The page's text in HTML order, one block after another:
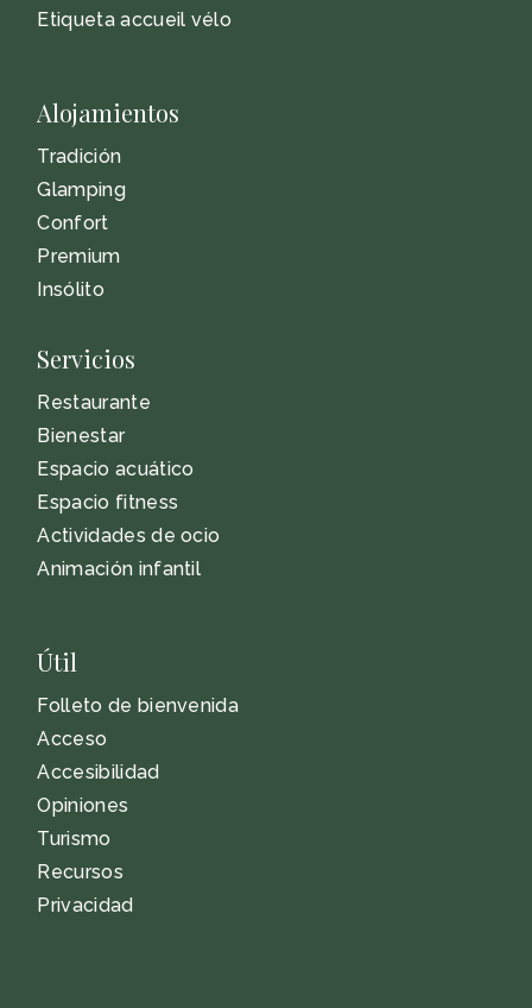
Etiqueta accueil vélo
Alojamientos
Tradición
Glamping
Confort
Premium
Insólito
Servicios
Restaurante
Bienestar
Espacio acuático
Espacio fitness
Actividades de ocio
Animación infantil
Útil
Folleto de bienvenida
Acceso
Accesibilidad
Opiniones
Turismo
Recursos
Privacidad